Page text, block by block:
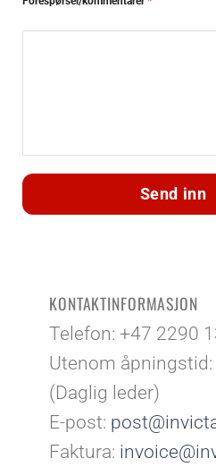
Send inn
KONTAKTINFORMASJON
Telefon: +47 2290
Utenom
(Daglig leder)
E-post:
Faktura: